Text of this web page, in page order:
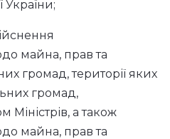
України;
майна, прав та
громад, території яких
громад,
Міністрів, а також
майна, прав та